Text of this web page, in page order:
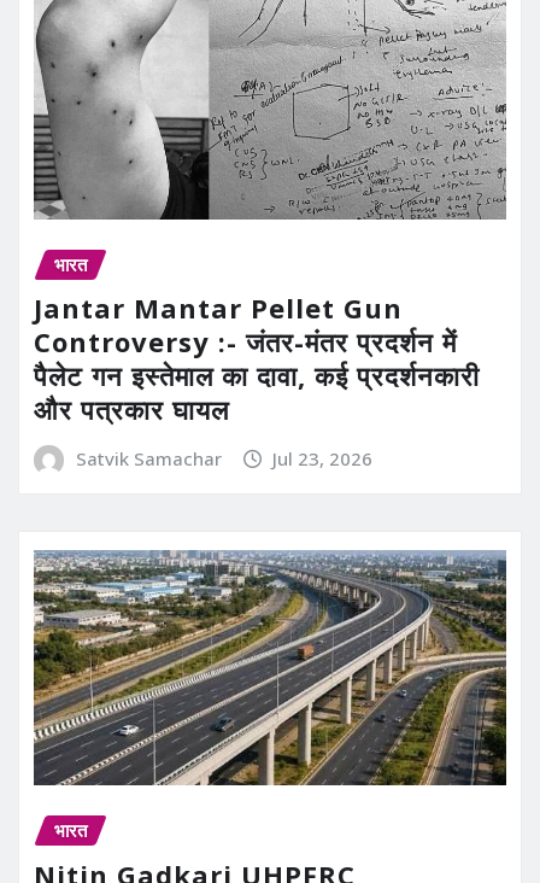
भारत
Jantar Mantar Pellet Gun
Controversy :- जंतर-मंतर प्रदर्शन में
पैलेट गन इस्तेमाल का दावा, कई प्रदर्शनकारी
और पत्रकार घायल
Satvik Samachar Jul 23, 2026
भारत
Nitin Gadkari UHPFRC